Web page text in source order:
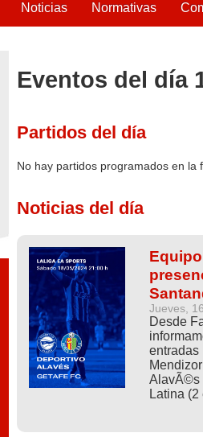
Noticias Normativas
Eventos del día
Partidos del día
No hay partidos programados en la
Noticias del día
Jueves,
Desde
entradas
AlavÃ©s
Latina